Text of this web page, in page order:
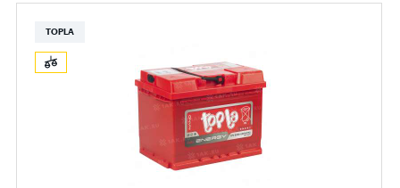
TOPLA